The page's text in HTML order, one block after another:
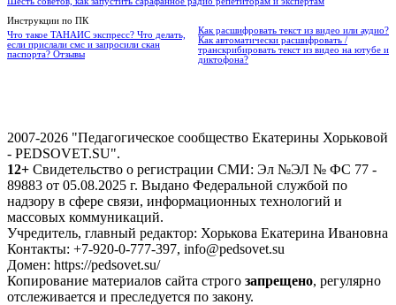
Инструкции по ПК
Что такое ТАНАИС экспресс? Что делать,
если прислали смс и запросили скан
паспорта? Отзывы
Как расшифровать текст из видео или аудио?
Как автоматически расшифровать /
транскрибировать текст из видео на ютубе и
диктофона?
2007-2026 "Педагогическое сообщество Екатерины Хорьковой
- PEDSOVET.SU".
12+ Свидетельство о регистрации СМИ: Эл №ЭЛ № ФС 77 -
89883 от 05.08.2025 г. Выдано Федеральной службой по
надзору в сфере связи, информационных технологий и
массовых коммуникаций.
Учредитель, главный редактор: Хорькова Екатерина Ивановна
Контакты: +7-920-0-777-397, info@pedsovet.su
Домен: https://pedsovet.su/
Копирование материалов сайта строго запрещено, регулярно
отслеживается и преследуется по закону.